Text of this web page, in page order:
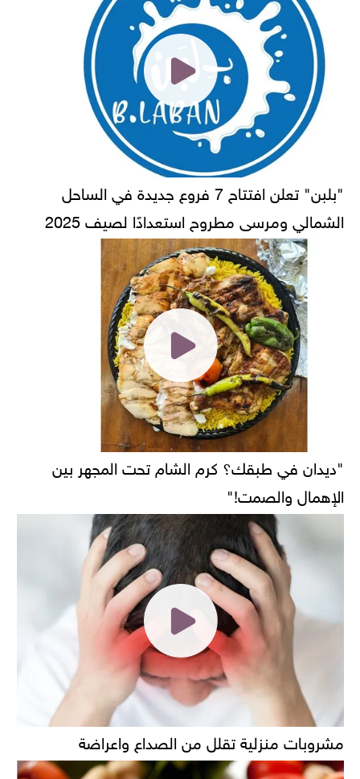
"بلبن" تعلن افتتاح 7 فروع جديدة في الساحل
الشمالي ومرسى مطروح استعدادًا لصيف 2025
"ديدان في طبقك؟ كرم الشام تحت المجهر بين
الإهمال والصمت!"
مشروبات منزلية تقلل من الصداع واعراضة